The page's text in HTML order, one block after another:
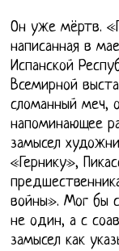
Он уже мёртв.
написанная в
Испанской
Всемирной
сломанный меч,
напоминающее
замысел
«Гернику»,
войны». Мог бы
не один, а с
замысел как